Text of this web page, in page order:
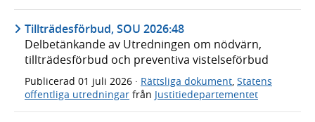
Tillträdesförbud, SOU 2026:48
Delbetänkande av Utredningen om nödvärn,
tillträdesförbud och preventiva vistelseförbud
Publicerad 01 juli 2026 · Rättsliga dokument Statens
offentliga utredningar från Justitiedepartementet